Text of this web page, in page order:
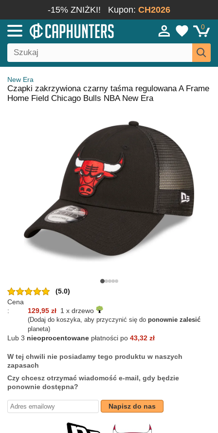
-15% ZNIŻKI! Kupon: CH2026
0
New Era
Czapki zakrzywiona czarny taśma regulowana A Frame
Home Field Chicago Bulls NBA New Era
(5.0)
Cena
:
129,95 zł 1 x drzewo
(Dodaj do koszyka, aby przyczynić się do ponownie zalesić
planeta)
Lub 3 nieoprocentowane płatności po 43,32 zł
W tej chwili nie posiadamy tego produktu w naszych
zapasach
Czy chcesz otrzymać wiadomość e-mail, gdy będzie
ponownie dostępna?
Napisz do nas